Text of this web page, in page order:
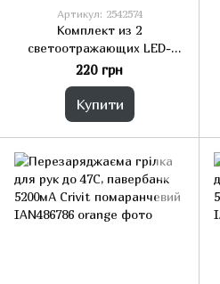
Артикул: 2542574
Комплект из 2
светоотражающих LED-
браслетов со встроенной
подсветкой для бега,
прогулок с собакой,
велосипеда
220 грн
Купити